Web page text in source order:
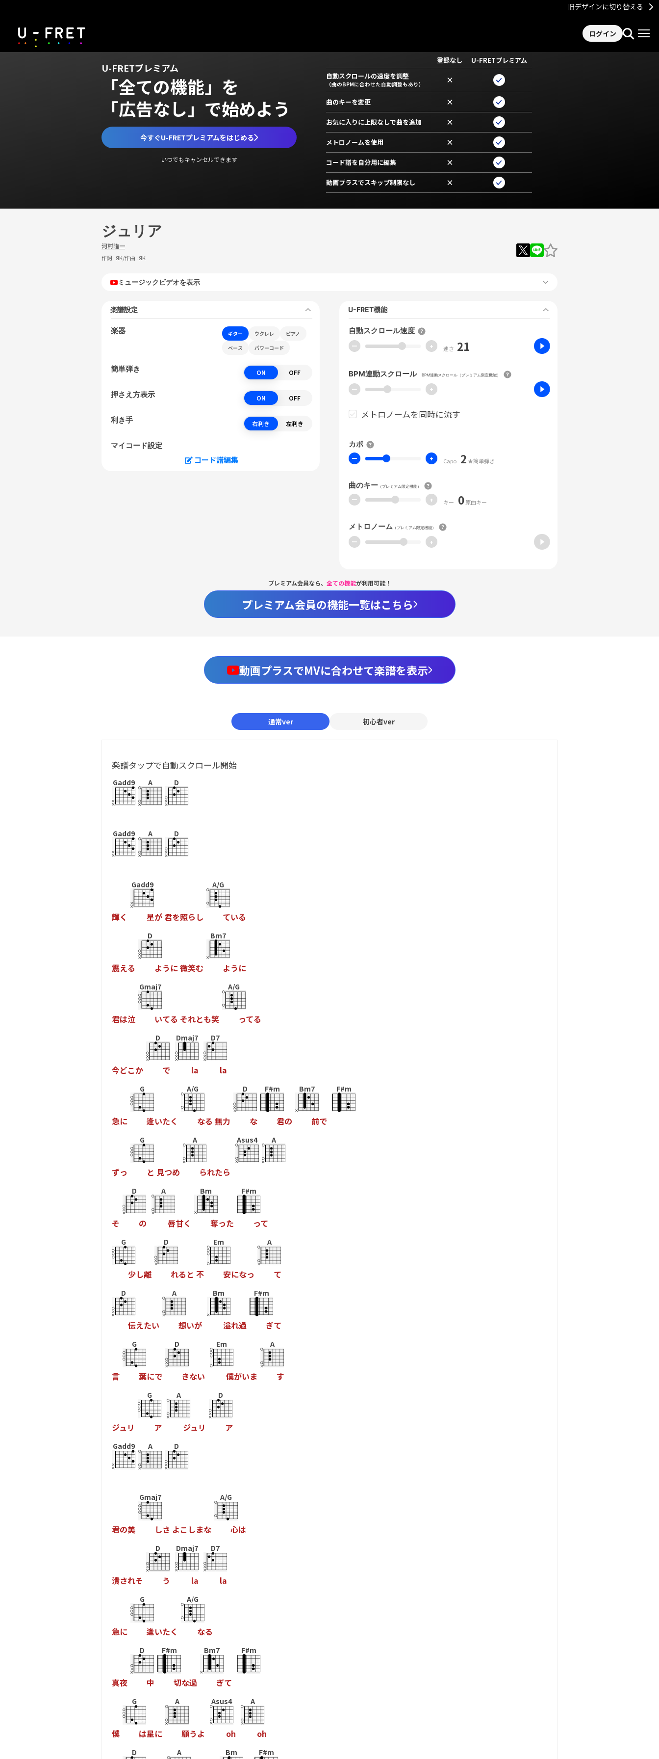
旧デザインに切り替える
ログイン
U-FRETプレミアム
「全ての機能」を
「広告なし」で始めよう
今すぐU-FRETプレミアムをはじめる
いつでもキャンセルできます
登録なし
U-FRETプレミアム
自動スクロールの速度を調整
（曲のBPMに合わせた自動調整もあり） ×
曲のキーを変更 ×
お気に入りに上限なしで曲を追加 ×
メトロノームを使用 ×
コード譜を自分用に編集 ×
動画プラスでスキップ制限なし ×
ジュリア
河村隆一
作詞 : ЯK/作曲 : ЯK
ミュージックビデオを表示
楽譜設定
楽器 ギター ウクレレ
ピアノ
ベース
パワーコード
簡単弾き ON OFF
押さえ方表示 ON OFF
利き手 右利き 左利き
マイコード設定
コード譜編集
U-FRET機能
自動スクロール速度
ー + 速さ 21
BPM連動スクロール BPM連動スクロール（プレミアム限定機能）
ー +
メトロノームを同時に流す
カポ
ー + Capo 2 ★簡単弾き
曲のキー （プレミアム限定機能）
ー + キー 0原曲キー
メトロノーム （プレミアム限定機能）
ー +
プレミアム会員なら、 全ての機能が利用可能！
プレミアム会員の機能一覧はこちら
動画プラスでMVに合わせて楽譜を表示
通常ver 初心者ver
楽譜タップで自動スクロール開始
Gadd9 A D
Gadd9 A D
輝く
Gadd9
星が 君を照ら し
A/G
ている
震える
D
よう に微笑む
Bm7
よう に
君は泣
Gmaj7
いてる それとも笑
A/G
ってる
今どこか
D
で
Dmaj7
la
D7
la
急に
G
逢いたく
A/G
なる 無力
D
な
F#m
君の
Bm7
前で
F#m
ずっ
G
と 見つめ
A
られたら
Asus4 A
そ
D
の
A
唇甘く
Bm
奪った
F#m
って
G
少し離
D
れる と 不
Em
安になっ
A
て
D
伝えたい
A
想いが
Bm
溢れ過
F#m
ぎて
言
G
葉にで
D
きない
Em
僕がいま
A
す
ジュ リ
G
ア
A
ジュ リ
D
ア
Gadd9 A D
君の美
Gmaj7
しさ よこ しまな
A/G
心は
潰されそ
D
う
Dmaj7
la
D7
la
急に
G
逢いたく
A/G
なる
真夜
D
中
F#m
切な過
Bm7
ぎて
F#m
僕
G
は星に
A
願う よ
Asus4
oh
A
oh
D A Bm F#m